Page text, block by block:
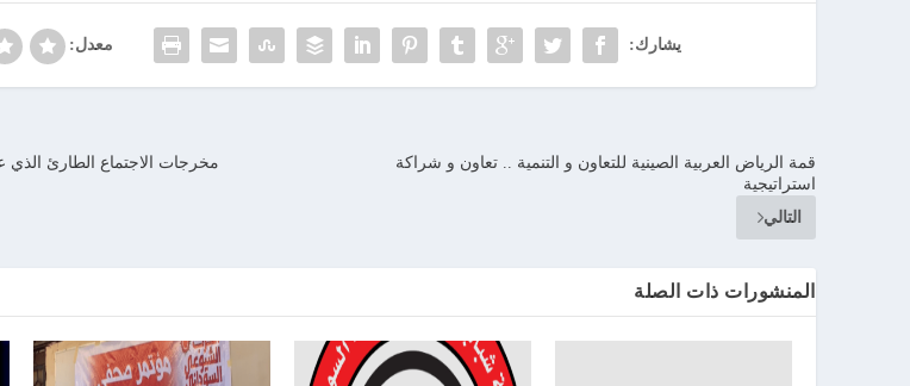
يشارك: معدل:
مخرجات الاجتماع الطارئ
قمة الرياض العربية الصينية للتعاون و التنمية .. تعاون و شراكة
استراتيجية
التالي
المنشورات ذات الصلة